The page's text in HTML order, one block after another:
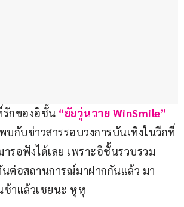
กของอิชั้น “ยัยวุ่นวาย WinSmile”
บกับข่าวสารรอบวงการบันเทิงในวีกที่
รอฟังได้เลย เพราะอิชั้นรวบรวม
ต่อสถานการณ์มาฝากกันแล้ว มา
ช้าแล้วเชยนะ หุหุ